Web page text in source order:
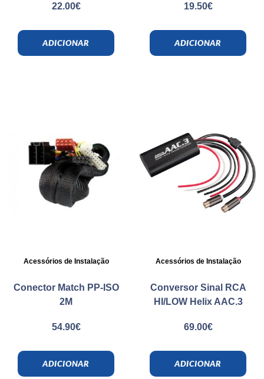
22.00€
ADICIONAR
19.50€
ADICIONAR
Acessórios de Instalação
Conector Match PP-ISO
2M
54.90€
ADICIONAR
Acessórios de Instalação
Conversor Sinal RCA
HI/LOW Helix AAC.3
69.00€
ADICIONAR